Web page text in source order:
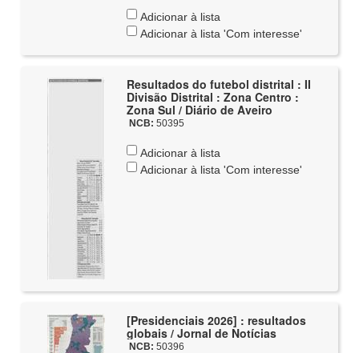
Adicionar à lista
Adicionar à lista 'Com interesse'
Resultados do futebol distrital : II
Divisão Distrital : Zona Centro :
Zona Sul / Diário de Aveiro
NCB: 50395
Adicionar à lista
Adicionar à lista 'Com interesse'
[Presidenciais 2026] : resultados
globais / Jornal de Notícias
NCB: 50396